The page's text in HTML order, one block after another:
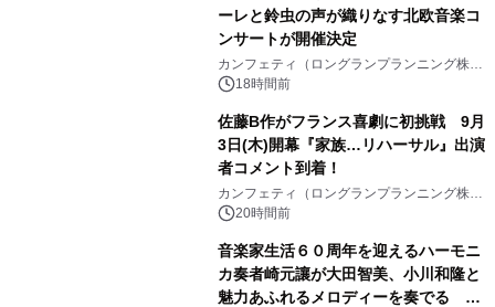
ーレと鈴虫の声が織りなす北欧音楽コ
ンサートが開催決定
カンフェティ（ロングランプランニング株式
会社）
18時間前
佐藤B作がフランス喜劇に初挑戦 9月
3日(木)開幕『家族…リハーサル』出演
者コメント到着！
カンフェティ（ロングランプランニング株式
会社）
20時間前
音楽家生活６０周年を迎えるハーモニ
カ奏者崎元讓が大田智美、小川和隆と
魅力あふれるメロディーを奏でる